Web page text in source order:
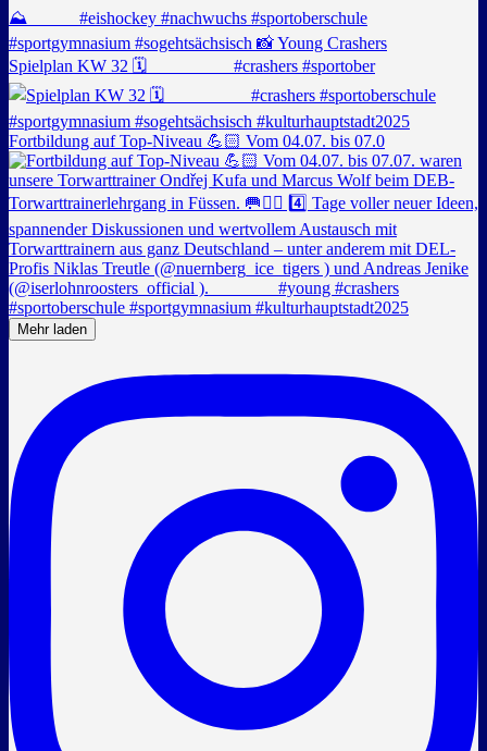
Spielplan KW 32 🗓️ _________ #crashers #sportober
Fortbildung auf Top-Niveau 💪🏻 Vom 04.07. bis 07.0
Mehr laden